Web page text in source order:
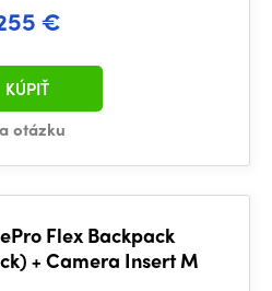
€
otázku
KÚPIŤ
Flex Backpack
+ Camera Insert M